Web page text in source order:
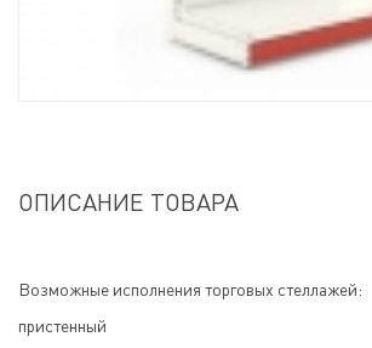
ОПИСАНИЕ ТОВАРА
Возможные исполнения торговых стеллажей:
пристенный